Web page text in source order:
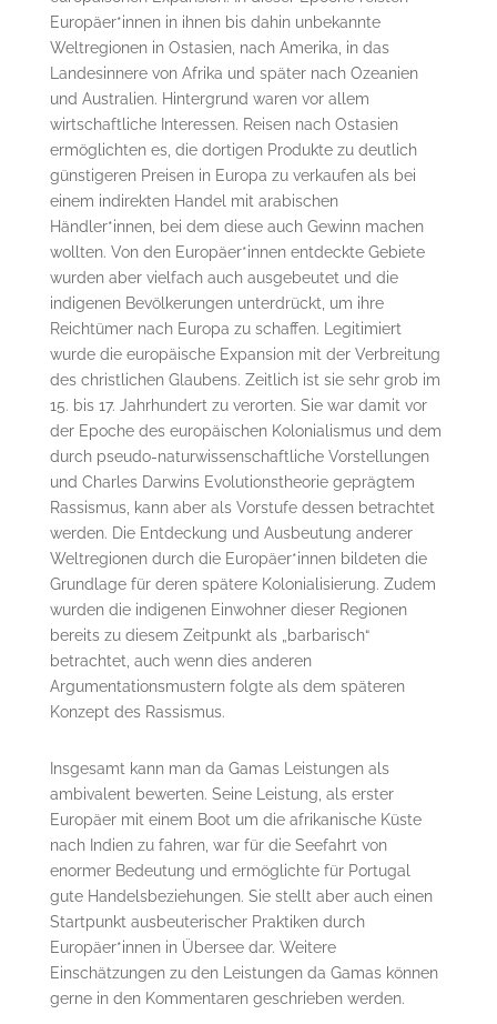
Europäer*innen in ihnen bis dahin unbekannte
Weltregionen in Ostasien, nach Amerika, in das
Landesinnere von Afrika und später nach Ozeanien
und Australien. Hintergrund waren vor allem
wirtschaftliche Interessen. Reisen nach Ostasien
ermöglichten es, die dortigen Produkte zu deutlich
günstigeren Preisen in Europa zu verkaufen als bei
einem indirekten Handel mit arabischen
Händler*innen, bei dem diese auch Gewinn machen
wollten. Von den Europäer*innen entdeckte Gebiete
wurden aber vielfach auch ausgebeutet und die
indigenen Bevölkerungen unterdrückt, um ihre
Reichtümer nach Europa zu schaffen. Legitimiert
wurde die europäische Expansion mit der Verbreitung
des christlichen Glaubens. Zeitlich ist sie sehr grob im
15. bis 17. Jahrhundert zu verorten. Sie war damit vor
der Epoche des europäischen Kolonialismus und dem
durch pseudo-naturwissenschaftliche Vorstellungen
und Charles Darwins Evolutionstheorie geprägtem
Rassismus, kann aber als Vorstufe dessen betrachtet
werden. Die Entdeckung und Ausbeutung anderer
Weltregionen durch die Europäer*innen bildeten die
Grundlage für deren spätere Kolonialisierung. Zudem
wurden die indigenen Einwohner dieser Regionen
bereits zu diesem Zeitpunkt als „barbarisch“
betrachtet, auch wenn dies anderen
Argumentationsmustern folgte als dem späteren
Konzept des Rassismus.
Insgesamt kann man da Gamas Leistungen als
ambivalent bewerten. Seine Leistung, als erster
Europäer mit einem Boot um die afrikanische Küste
nach Indien zu fahren, war für die Seefahrt von
enormer Bedeutung und ermöglichte für Portugal
gute Handelsbeziehungen. Sie stellt aber auch einen
Startpunkt ausbeuterischer Praktiken durch
Europäer*innen in Übersee dar. Weitere
Einschätzungen zu den Leistungen da Gamas können
gerne in den Kommentaren geschrieben werden.